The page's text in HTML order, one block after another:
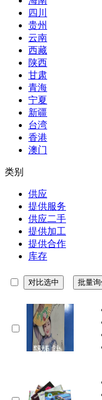
四川
贵州
云南
西藏
陕西
甘肃
青海
宁夏
新疆
台湾
香港
澳门
类别
供应
提供服务
供应二手
提供加工
提供合作
库存